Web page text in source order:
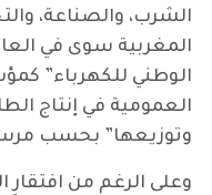
الشرب، والصناعة،
الوطني للكهرباء”
العمومية في إنتاج
وتوزيعها” بحسب
وعلى الرغم من افتقارِ